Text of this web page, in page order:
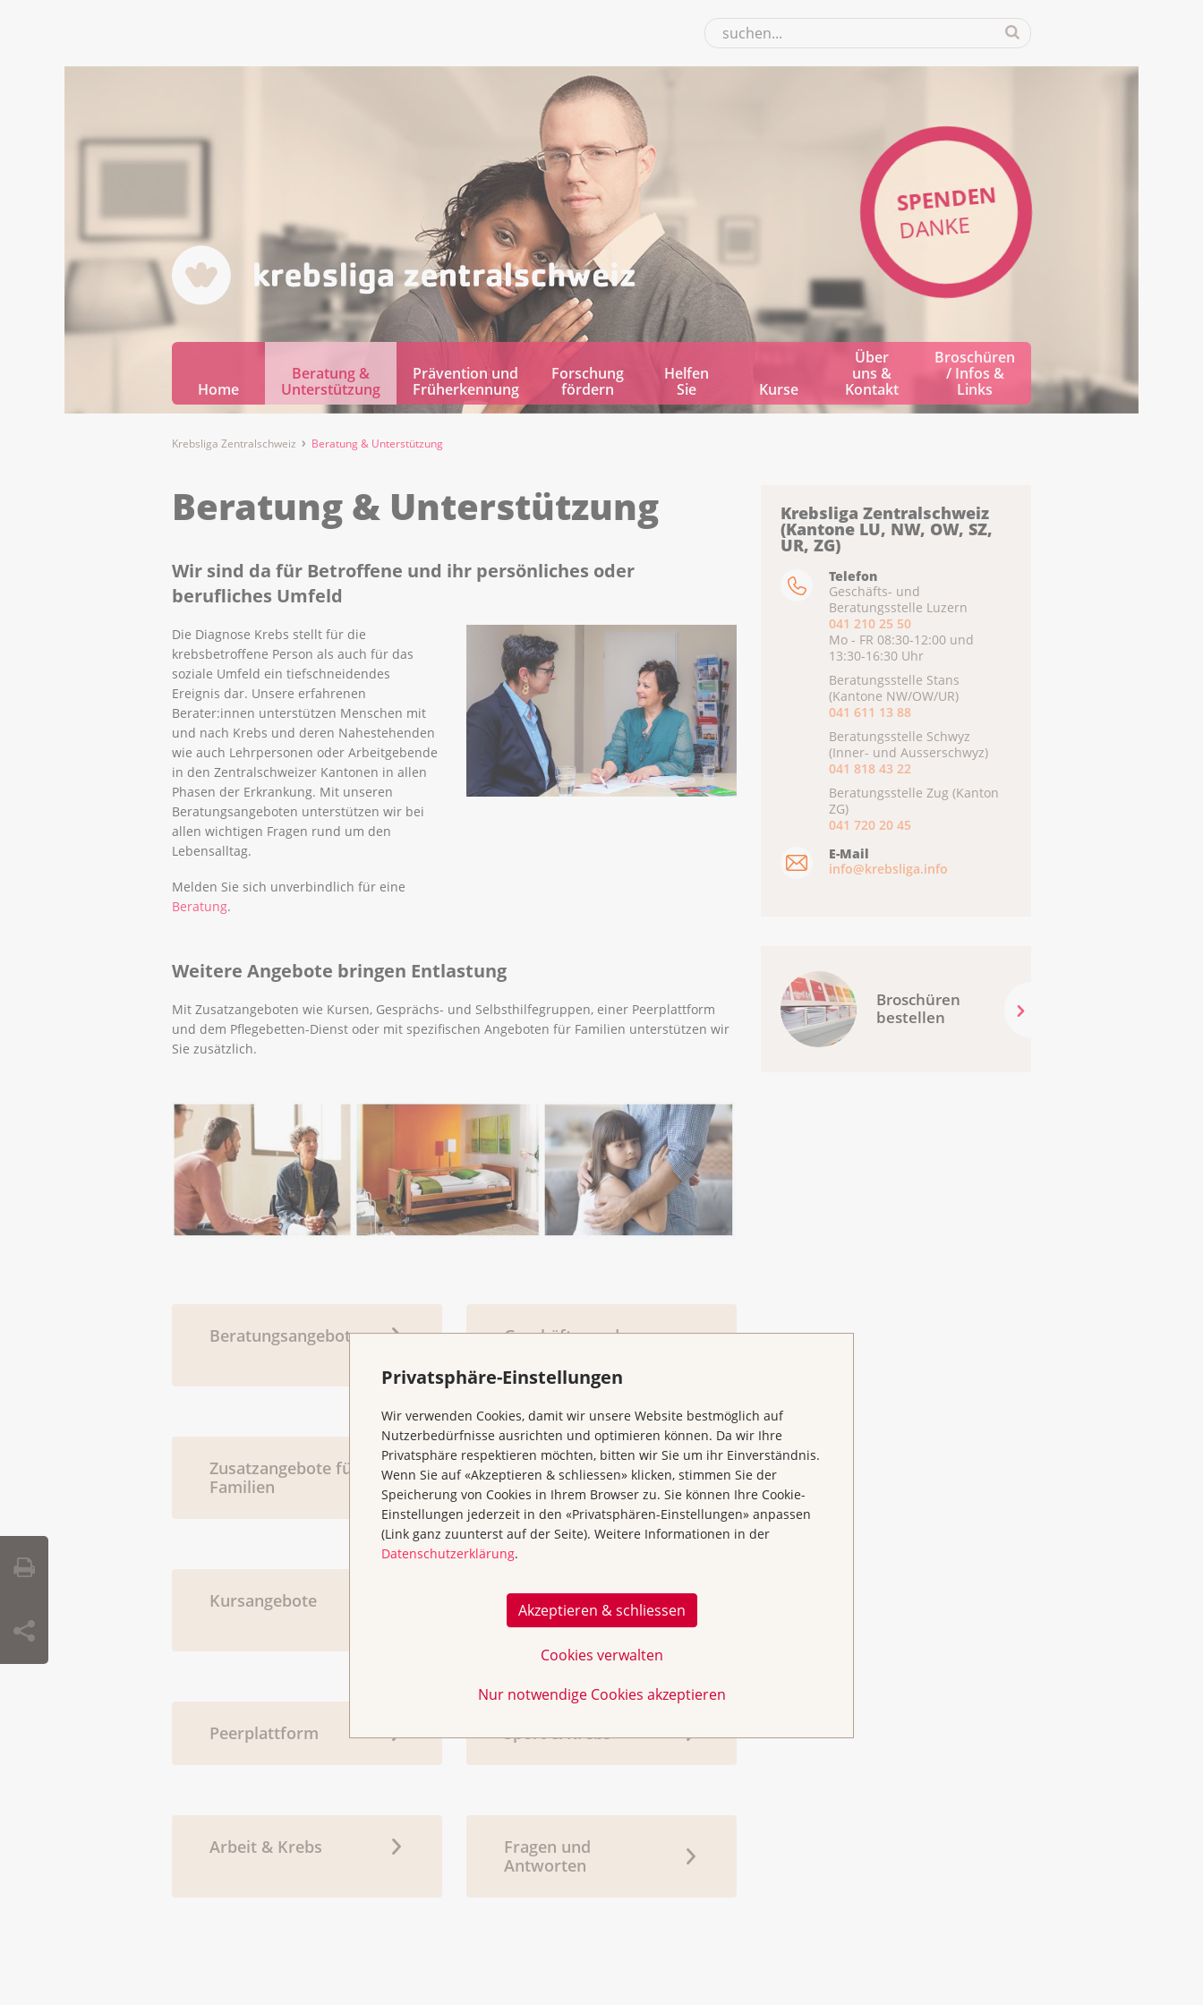
Privatsphäre-Einstellungen
Wir verwenden Cookies, damit wir unsere Website bestmöglich auf
Nutzerbedürfnisse ausrichten und optimieren können. Da wir Ihre
Privatsphäre respektieren möchten, bitten wir Sie um ihr Einverständnis.
Wenn Sie auf «Akzeptieren & schliessen» klicken, stimmen Sie der
Speicherung von Cookies in Ihrem Browser zu. Sie können Ihre Cookie-
Einstellungen jederzeit in den «Privatsphären-Einstellungen» anpassen
(Link ganz zuunterst auf der Seite). Weitere Informationen in der
Datenschutzerklärung.
Akzeptieren & schliessen
Cookies verwalten
Nur notwendige Cookies akzeptieren
SPENDEN
DANKE
Home
Beratung &
Unterstützung
Prävention und
Früherkennung
Forschung
fördern
Helfen
Sie
Kurse
Über
uns &
Kontakt
Broschüren
/ Infos &
Links
Krebsliga Zentralschweiz Beratung & Unterstützung
Beratung & Unterstützung
Wir sind da für Betroffene und ihr persönliches oder
berufliches Umfeld
Die Diagnose Krebs stellt für die
krebsbetroffene Person als auch für das
soziale Umfeld ein tiefschneidendes
Ereignis dar. Unsere erfahrenen
Berater:innen unterstützen Menschen mit
und nach Krebs und deren Nahestehenden
wie auch Lehrpersonen oder Arbeitgebende
in den Zentralschweizer Kantonen in allen
Phasen der Erkrankung. Mit unseren
Beratungsangeboten unterstützen wir bei
allen wichtigen Fragen rund um den
Lebensalltag.
Melden Sie sich unverbindlich für eine
Beratung.
Weitere Angebote bringen Entlastung
Mit Zusatzangeboten wie Kursen, Gesprächs- und Selbsthilfegruppen, einer Peerplattform
und dem Pflegebetten-Dienst oder mit spezifischen Angeboten für Familien unterstützen wir
Sie zusätzlich.
Beratungsangebote
Geschäfts- und
Zusatzangebote für
Familien
Zusatzangebot
Pflegebett
Kursangebote
Gesprächs- und
Selbsthilfegruppen
Peerplattform Sport & Krebs
Arbeit & Krebs
Fragen und
Antworten
Krebsliga Zentralschweiz
(Kantone LU, NW, OW, SZ,
UR, ZG)
Telefon
Geschäfts- und
Beratungsstelle Luzern
041 210 25 50
Mo - FR 08:30-12:00 und
13:30-16:30 Uhr
Beratungsstelle Stans
(Kantone NW/OW/UR)
041 611 13 88
Beratungsstelle Schwyz
(Inner- und Ausserschwyz)
041 818 43 22
Beratungsstelle Zug (Kanton
ZG)
041 720 20 45
E-Mail
info@krebsliga.info
Broschüren
bestellen